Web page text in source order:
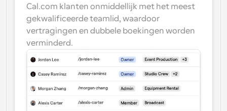
Cal.com klanten onmiddellijk met het meest
gekwalificeerde teamlid, waardoor
vertragingen en dubbele boekingen worden
verminderd.